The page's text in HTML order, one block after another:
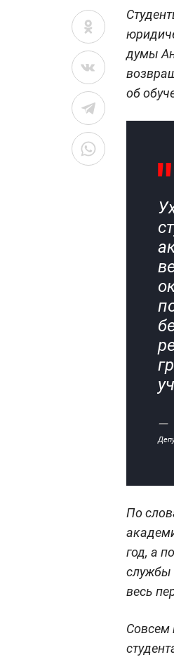
думы
об
По
год, а
службы
весь
Совсем